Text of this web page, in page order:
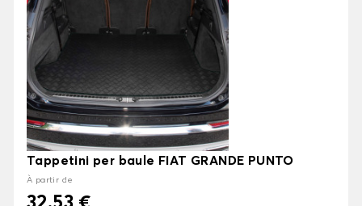
Tappetini per baule FIAT GRANDE PUNTO
À partir de